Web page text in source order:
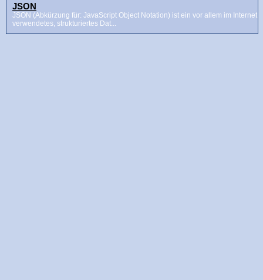
JSON
JSON (Abkürzung für: JavaScript Object Notation) ist ein vor allem im Internet
verwendetes, strukturiertes Dat...